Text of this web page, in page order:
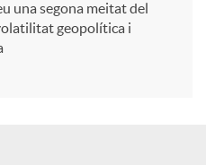
una segona meitat del
geopolítica i